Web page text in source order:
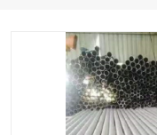
不锈钢板
不锈钢封头
不锈钢阀门